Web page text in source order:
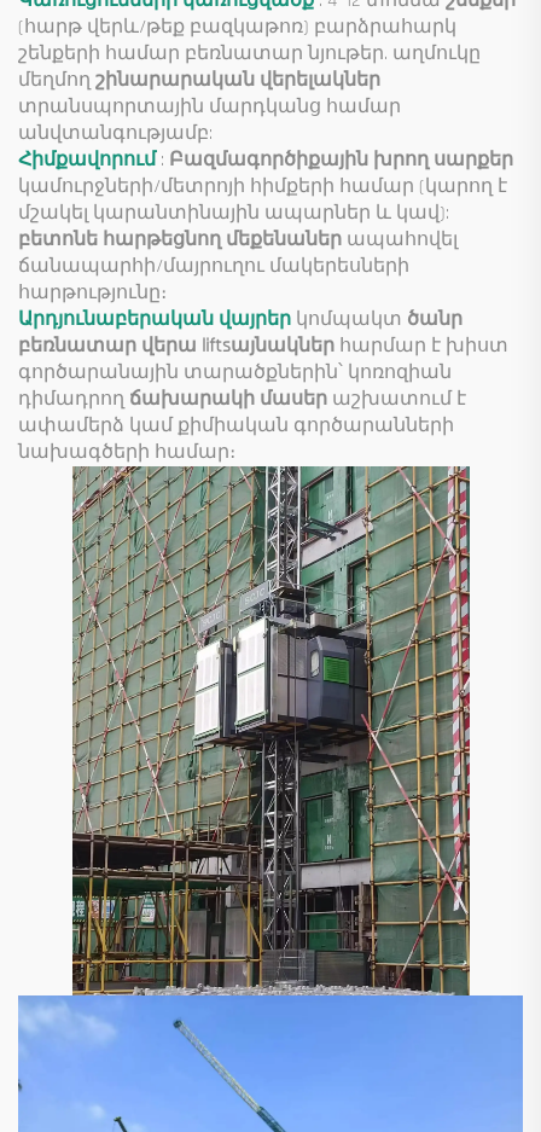
(հարթ վերև/թեք բազկաթոռ) բարձրահարկ
շենքերի համար բեռնատար նյութեր. աղմուկը
մեղմող շինարարական վերելակներ
տրանսպորտային մարդկանց համար
անվտանգությամբ:
Հիմքավորում: Բազմագործիքային խրող սարքեր
կամուրջների/մետրոյի հիմքերի համար (կարող է
մշակել կարանտինային ապարներ և կավ):
բետոնե հարթեցնող մեքենաներ ապահովել
ճանապարհի/մայրուղու մակերեսների
հարթությունը։
Արդյունաբերական վայրեր կոմպակտ ծանր
բեռնատար վերա liftsայնակներ հարմար է խիստ
գործարանային տարածքներին՝ կոռոզիան
դիմադրող ճախարակի մասեր աշխատում է
ափամերձ կամ քիմիական գործարանների
նախագծերի համար։